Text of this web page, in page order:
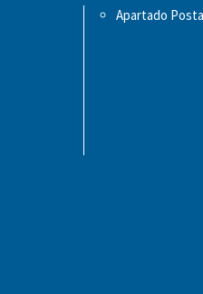
Apartado